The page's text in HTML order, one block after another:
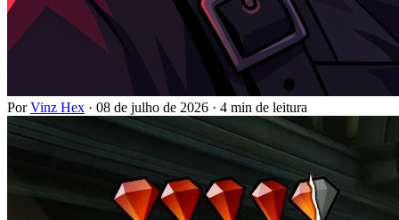
PorVinz Hex · 08 de julho de 2026 · 4 min de leitura